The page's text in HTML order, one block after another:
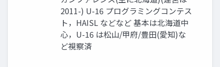
2011-) U-16 プログラミングコンテス
ト，HAISL などなど 基本は北海道中
⼼，U-16 は松⼭/甲府/豊⽥(愛知)な
ど視察済